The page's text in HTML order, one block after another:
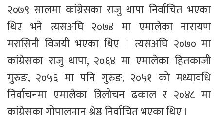
२०७९ सालमा कांग्रेसका राजु थापा निर्वाचित भएका
थिए भने त्यसअघि २०७४ मा एमालेका नारायण
मरासिनी विजयी भएका थिए । त्यसअघि २०७० मा
कांग्रेसका राजु थापा, २०६४ मा एमालेका हितकाजी
गुरुङ, २०५६ मा पनि गुरुङ, २०५१ को मध्यावधि
निर्वाचनमा एमालेका त्रिलोचन ढकाल र २०४८ मा